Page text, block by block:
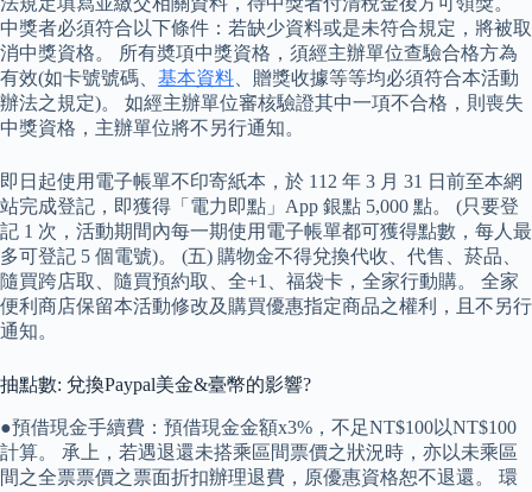
中獎者必須符合以下條件：若缺少資料或是未符合規定，將被取
消中獎資格。 所有奬項中獎資格，須經主辦單位查驗合格方為
有效(如卡號號碼、 基本資料 、贈獎收據等等均必須符合本活動
辦法之規定)。 如經主辦單位審核驗證其中一項不合格，則喪失
中獎資格，主辦單位將不另行通知。
即日起使用電子帳單不印寄紙本，於 112 年 3 月 31 日前至本網
站完成登記，即獲得「電力即點」App 銀點 5,000 點。 (只要登
記 1 次，活動期間內每一期使用電子帳單都可獲得點數，每人最
多可登記 5 個電號)。 (五) 購物金不得兌換代收、代售、菸品、
隨買跨店取、隨買預約取、全+1、福袋卡，全家行動購。 全家
便利商店保留本活動修改及購買優惠指定商品之權利，且不另行
通知。
抽點數: 兌換Paypal美金&臺幣的影響?
●預借現金手續費：預借現金金額x3%，不足NT$100以NT$100
計算。 承上，若遇退還未搭乘區間票價之狀況時，亦以未乘區
間之全票票價之票面折扣辦理退費，原優惠資格恕不退還。 環